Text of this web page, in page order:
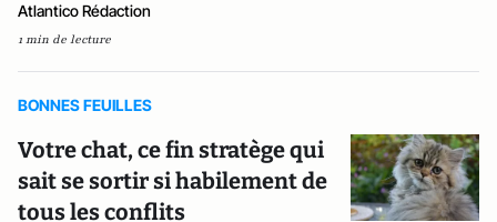
Atlantico Rédaction
1 min de lecture
BONNES FEUILLES
Votre chat, ce fin stratège qui
sait se sortir si habilement de
tous les conflits